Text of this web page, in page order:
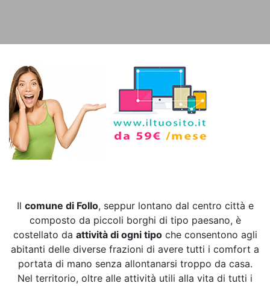
Il comune di Follo, seppur lontano dal centro città e
composto da piccoli borghi di tipo paesano, è
costellato da attività di ogni tipoche consentono agli
abitanti delle diverse frazioni di avere tutti i comfort a
portata di mano senza allontanarsi troppo da casa.
Nel territorio, oltre alle attività utili alla vita di tutti i